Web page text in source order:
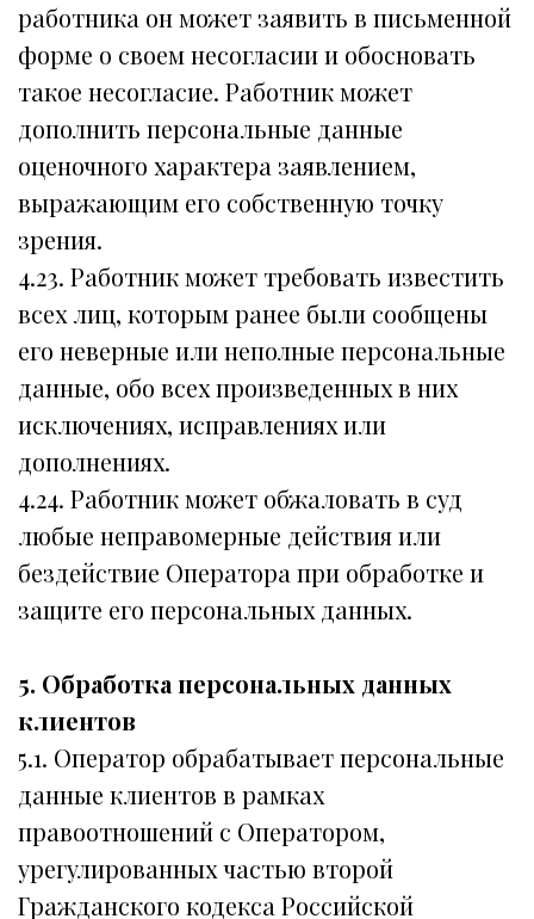
работника он может заявить в письменной
форме о своем несогласии и обосновать
такое несогласие. Работник может
дополнить персональные данные
оценочного характера заявлением,
выражающим его собственную точку
зрения.
4.23. Работник может требовать известить
всех лиц, которым ранее были сообщены
его неверные или неполные персональные
данные, обо всех произведенных в них
исключениях, исправлениях или
дополнениях.
4.24. Работник может обжаловать в суд
любые неправомерные действия или
бездействие Оператора при обработке и
защите его персональных данных.
5. Обработка персональных данных
клиентов
5.1. Оператор обрабатывает персональные
данные клиентов в рамках
правоотношений с Оператором,
урегулированных частью второй
Гражданского кодекса Российской